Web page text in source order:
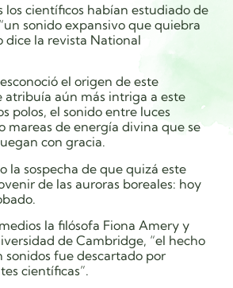
los científicos habían estudiado de
sonido expansivo que quiebra
dice la revista National
el origen de este
atribuía aún más intriga a este
polos, el sonido entre luces
mareas de energía divina que se
con gracia.
la sospecha de que quizá este
de las auroras boreales: hoy
la filósofa Fiona Amery y
de Cambridge, “el hecho
fue descartado por
científicas”.